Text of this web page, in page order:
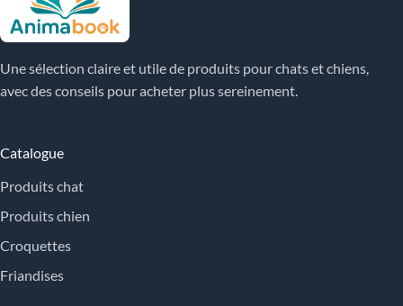
Une sélection claire et utile de produits pour chats et chiens,
avec des conseils pour acheter plus sereinement.
Catalogue
Produits chat
Produits chien
Croquettes
Friandises